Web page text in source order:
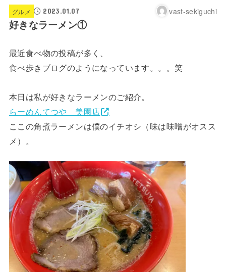
グルメ 2023.01.07 vast-sekiguchi
好きなラーメン①
最近食べ物の投稿が多く、
食べ歩きブログのようになっています。。。笑
本日は私が好きなラーメンのご紹介。
らーめんてつや 美園店
ここの角煮ラーメンは僕のイチオシ（味は味噌がオスス
メ）。